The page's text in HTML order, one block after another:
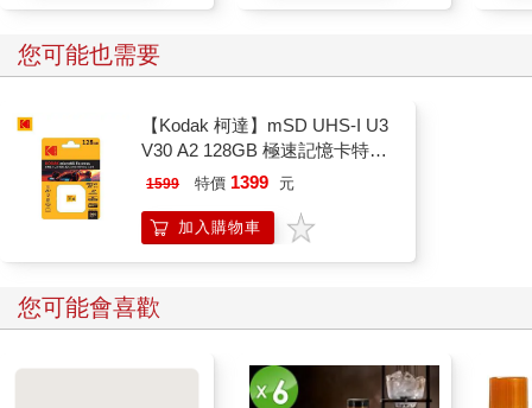
美世停下腳步，搓揉在手套裡頭凍僵的雙手指尖。她轉頭望向身
後，路面完好的積雪上，只有她一人走來的腳步。
現在的她，完完全全是孤單一人。
想找對異特務小隊成員幫忙，他們目前也是行動處處受限的狀
態，沒人有餘力協助魯莽行事的她。
同時，美世也做好了「不能把任何一個人捲入」的覺悟。雖然要
是清霞在，她會不假思索地依賴他就是了。
因此，即使明白此舉過於魯莽，她也只能獨自前進。
美世轉身面向前方，繼續在積雪的道路上邁開步伐。愈是靠近目
美世能做的事情相當有限，然而，她不認為自己什麼都做不到。
既然甘水的計謀很明顯是針對她一人，直接闖入那個男人的大本
又持續前進片刻後，美世終於來到通往帝國軍本部正門的大馬
您可能也需要
【Kodak 柯達】mSD UHS-I U3
V30 A2 128GB 極速記憶卡特仕
版
1599 特價 1399 元
加入購物車
您可能會喜歡